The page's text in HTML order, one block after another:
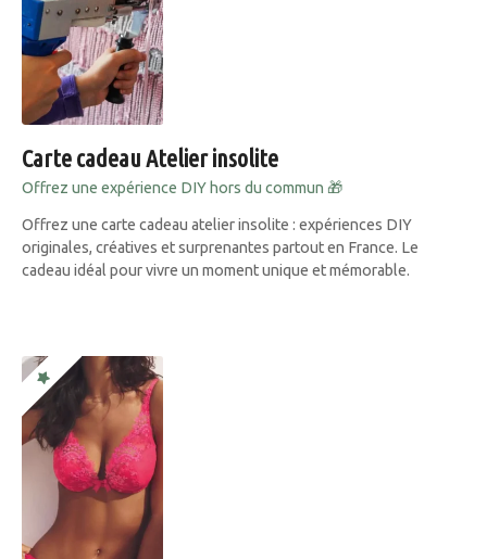
Carte cadeau Atelier insolite
Offrez une expérience DIY hors du commun 🎁
Offrez une carte cadeau atelier insolite : expériences DIY
originales, créatives et surprenantes partout en France. Le
cadeau idéal pour vivre un moment unique et mémorable.